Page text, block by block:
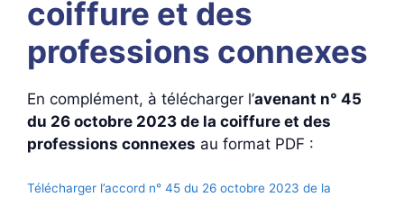
coiffure et des
professions connexes
En complément, à télécharger l’avenant n° 45
du 26 octobre 2023 de la coiffure et des
professions connexes au format PDF :
Télécharger l’accord n° 45 du 26 octobre 2023 de la